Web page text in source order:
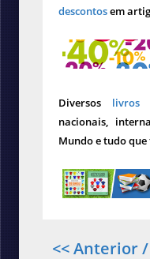
descontosem
Diversos livros
nacionais,
Mundo e tudo
<< Anterior /